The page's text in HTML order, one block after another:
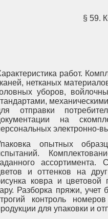
§ 59.
работ.
нетканых
уборов,
отправки
на
опытных
ассортимента.
и оттенков на
ковра и
Разборка пряжи, учет
контроль
для упаковки и